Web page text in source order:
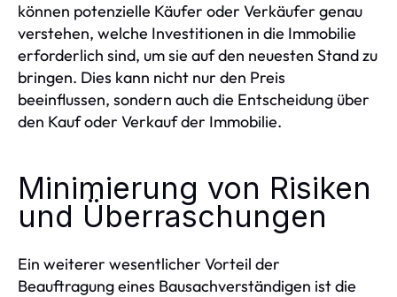
können potenzielle Käufer oder Verkäufer genau
verstehen, welche Investitionen in die Immobilie
erforderlich sind, um sie auf den neuesten Stand zu
bringen. Dies kann nicht nur den Preis
beeinflussen, sondern auch die Entscheidung über
den Kauf oder Verkauf der Immobilie.
Minimierung von Risiken
und Überraschungen
Ein weiterer wesentlicher Vorteil der
Beauftragung eines Bausachverständigen ist die